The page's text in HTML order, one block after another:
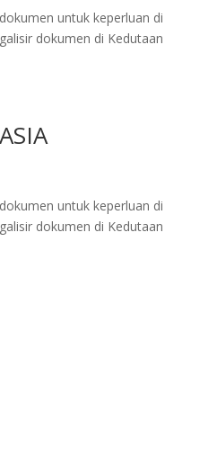
untuk keperluan di
dokumen di Kedutaan
untuk keperluan di
dokumen di Kedutaan